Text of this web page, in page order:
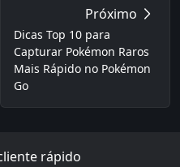
Próximo
Dicas Top 10 para
Capturar Pokémon Raros
Mais Rápido no Pokémon
Go
rápido